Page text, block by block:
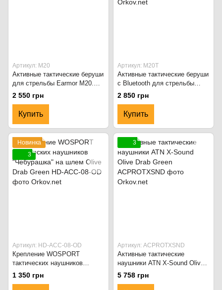
Артикул: M20
Активные тактические беруши
для стрельбы Earmor M20.
Coyote
2 550 грн
Купить
Артикул: M20T
Активные тактические беруши
с Bluetooth для стрельбы
Earmor M20Т. Чёрный
2 850 грн
Купить
Новинка
3
Артикул: HD-ACC-08-OD
Крепление WOSPORT
тактических наушников
"Чебурашка" на шлем Olive
Drab Green
1 350 грн
3
Артикул: ACPROTXSND
Активные тактические
наушники ATN X-Sound Olive
Drab Green
5 758 грн